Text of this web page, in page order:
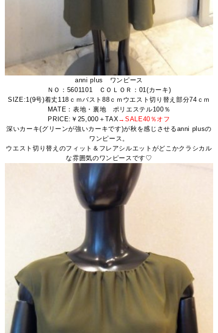
anni plus ワンピース
ＮＯ：5601101 ＣＯＬＯＲ：01(カーキ)
SIZE:1(9号)着丈118ｃｍバスト88ｃｍウエスト切り替え部分74ｃｍ
MATE：表地・裏地 ポリエステル100％
PRICE:￥25,000＋TAX →SALE40％オフ
深いカーキ(グリーンが強いカーキです)が秋を感じさせるanni plusの
ワンピース。
ウエスト切り替えのフィット＆フレアシルエットがどこかクラシカル
な雰囲気のワンピースです♡